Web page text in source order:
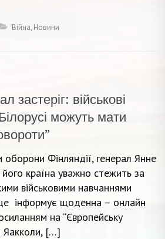
Війна, Новини
застеріг: військові
можуть мати
Фінляндії, генерал Янне
країна уважно стежить за
військовими навчаннями
інформує щоденна – онлайн
на “Європейську
Яакколи, […]